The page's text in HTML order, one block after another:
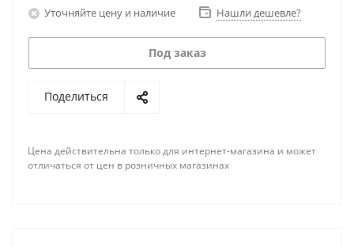
Уточняйте цену и наличие Нашли дешевле?
Под заказ
Поделиться
Цена действительна только для интернет-магазина и может
отличаться от цен в розничных магазинах